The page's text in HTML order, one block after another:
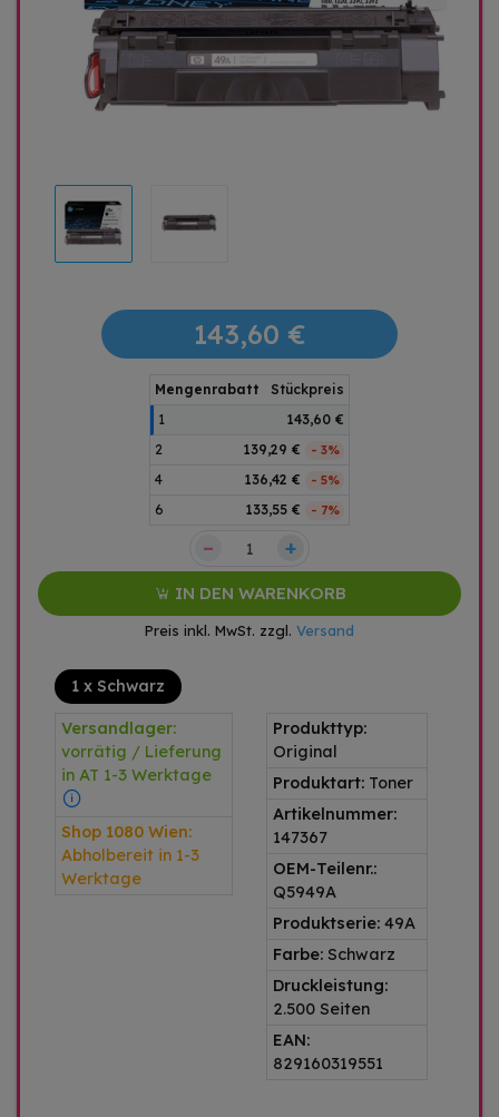
143,60 €
Mengenrabatt
Stückpreis
1
143,60 €
2
139,29 € - 3%
4 136,42 € - 5%
6 133,55 € - 7%
– +
IN DEN WARENKORB
Preis inkl. MwSt. zzgl. Versand
1 x Schwarz
Versandlager:
vorrätig / Lieferung
in AT 1-3 Werktage
Shop 1080 Wien:
Abholbereit in 1-3
Werktage
Produkttyp:
Original
Produktart: Toner
Artikelnummer:
147367
OEM-Teilenr.:
Q5949A
Produktserie: 49A
Farbe: Schwarz
Druckleistung:
2.500 Seiten
EAN:
829160319551